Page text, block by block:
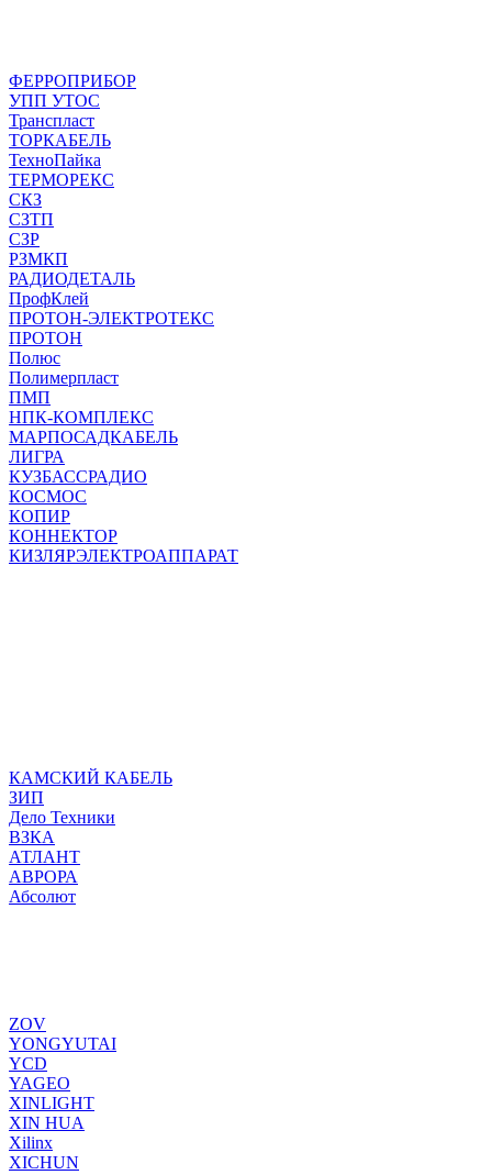
ФЕРРОПРИБОР
УПП УТОС
Транспласт
ТОРКАБЕЛЬ
ТехноПайка
ТЕРМОРЕКС
СКЗ
СЗТП
СЗР
РЗМКП
РАДИОДЕТАЛЬ
ПрофКлей
ПРОТОН-ЭЛЕКТРОТЕКС
ПРОТОН
Полюс
Полимерпласт
ПМП
НПК-КОМПЛЕКС
МАРПОСАДКАБЕЛЬ
ЛИГРА
КУЗБАССРАДИО
КОСМОС
КОПИР
КОННЕКТОР
КИЗЛЯРЭЛЕКТРОАППАРАТ
КАМСКИЙ КАБЕЛЬ
ЗИП
Дело Техники
ВЗКА
АТЛАНТ
АВРОРА
Абсолют
ZOV
YONGYUTAI
YCD
YAGEO
XINLIGHT
XIN HUA
Xilinx
XICHUN